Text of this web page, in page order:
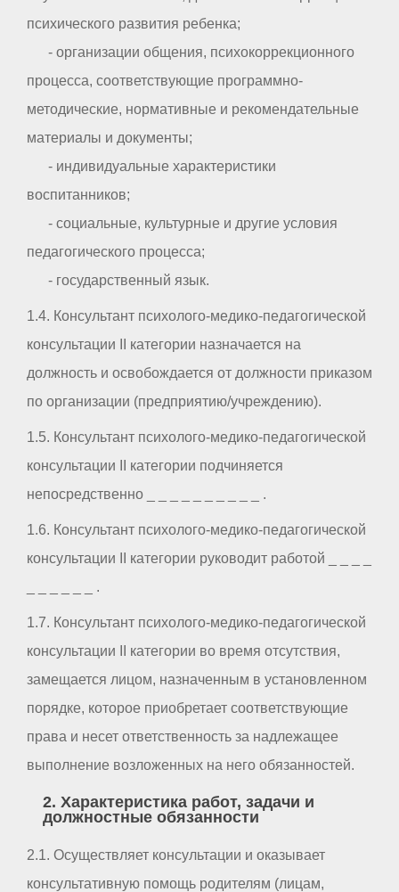
психического развития ребенка;
- организации общения, психокоррекционного
процесса, соответствующие программно-
методические, нормативные и рекомендательные
материалы и документы;
- индивидуальные характеристики
воспитанников;
- социальные, культурные и другие условия
педагогического процесса;
- государственный язык.
1.4. Консультант психолого-медико-педагогической
консультации II категории назначается на
должность и освобождается от должности приказом
по организации (предприятию/учреждению).
1.5. Консультант психолого-медико-педагогической
консультации II категории подчиняется
непосредственно _ _ _ _ _ _ _ _ _ _ .
1.6. Консультант психолого-медико-педагогической
консультации II категории руководит работой _ _ _ _
_ _ _ _ _ _ .
1.7. Консультант психолого-медико-педагогической
консультации II категории во время отсутствия,
замещается лицом, назначенным в установленном
порядке, которое приобретает соответствующие
права и несет ответственность за надлежащее
выполнение возложенных на него обязанностей.
2. Характеристика работ, задачи и
должностные обязанности
2.1. Осуществляет консультации и оказывает
консультативную помощь родителям (лицам,